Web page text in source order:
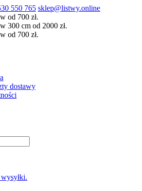
550 765 sklep@listwy.online
od 700 zł.
300 cm od 2000 zł.
od 700 zł.
dostawy